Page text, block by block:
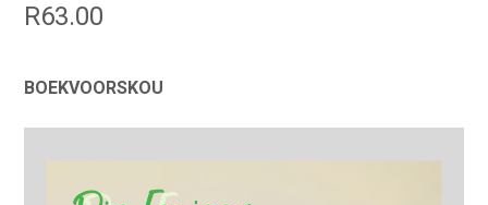
R63.00
BOEKVOORSKOU